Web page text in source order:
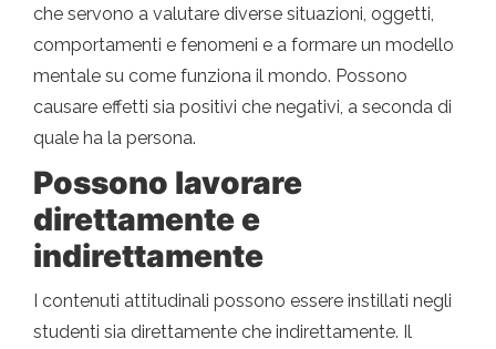
che servono a valutare diverse situazioni, oggetti,
comportamenti e fenomeni e a formare un modello
mentale su come funziona il mondo. Possono
causare effetti sia positivi che negativi, a seconda di
quale ha la persona.
Possono lavorare
direttamente e
indirettamente
I contenuti attitudinali possono essere instillati negli
studenti sia direttamente che indirettamente. Il